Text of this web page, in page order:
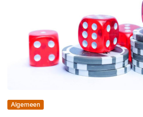
Algemeen